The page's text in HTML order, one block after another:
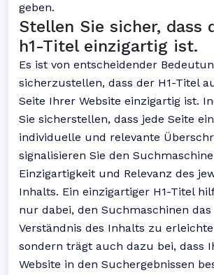
geben.
Stellen Sie sicher, dass
h1-Titel einzigartig ist.
Es ist von entscheidender
sicherzustellen, dass der H1-Titel
Seite Ihrer Website einzigartig ist.
Sie sicherstellen, dass jede Seite
individuelle und relevante
signalisieren Sie den
Einzigartigkeit und Relevanz des
Inhalts. Ein einzigartiger H1-Titel
nur dabei, den Suchmaschinen das
Verständnis des Inhalts zu
sondern trägt auch dazu bei, dass
Website in den Suchergebnissen